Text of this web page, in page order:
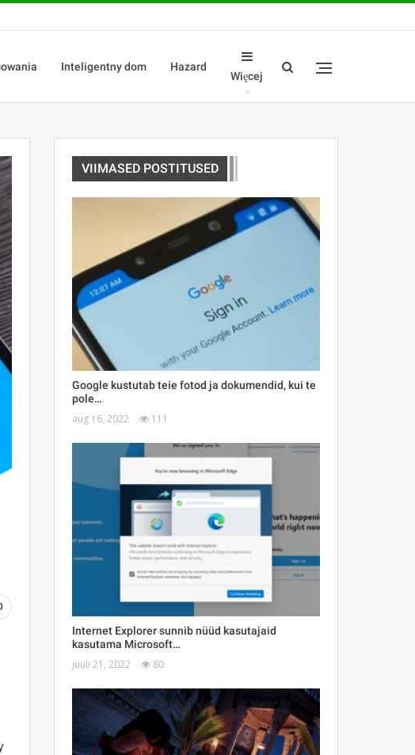
Inteligentny dom Hazard
Więcej
VIIMASED POSTITUSED
Google kustutab teie fotod ja dokumendid, kui te
pole…
aug 16, 2022 111
Internet Explorer sunnib nüüd kasutajaid
kasutama Microsoft…
juuli 21, 2022 80